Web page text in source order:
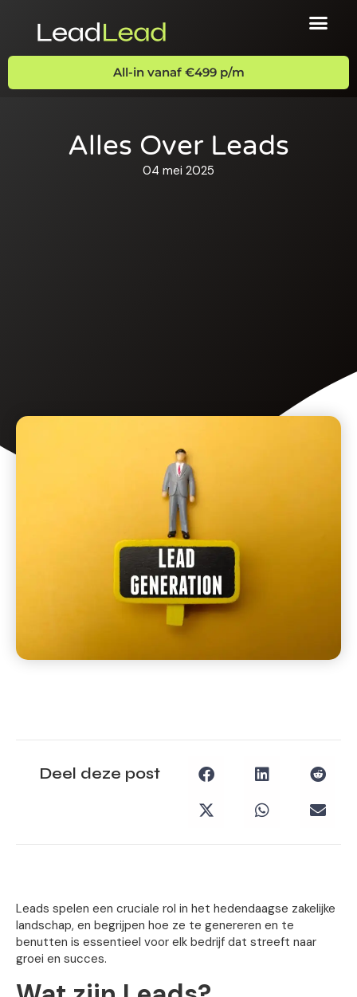
All-in vanaf €499 p/m
Alles Over Leads
04 mei 2025
Deel deze post
Leads spelen een cruciale rol in het hedendaagse zakelijke
landschap, en begrijpen hoe ze te genereren en te
benutten is essentieel voor elk bedrijf dat streeft naar
groei en succes.